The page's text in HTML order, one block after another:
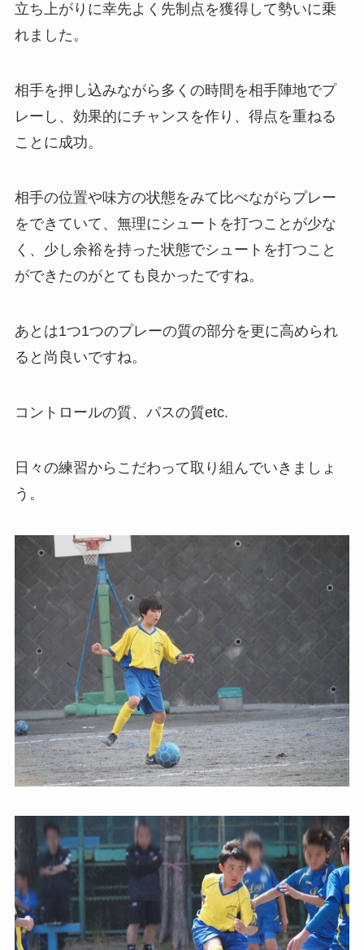
立ち上がりに幸先よく先制点を獲得して勢いに乗
れました。
相手を押し込みながら多くの時間を相手陣地でプ
レーし、効果的にチャンスを作り、得点を重ねる
ことに成功。
相手の位置や味方の状態をみて比べながらプレー
をできていて、無理にシュートを打つことが少な
く、少し余裕を持った状態でシュートを打つこと
ができたのがとても良かったですね。
あとは1つ1つのプレーの質の部分を更に高められ
ると尚良いですね。
コントロールの質、パスの質etc.
日々の練習からこだわって取り組んでいきましょ
う。